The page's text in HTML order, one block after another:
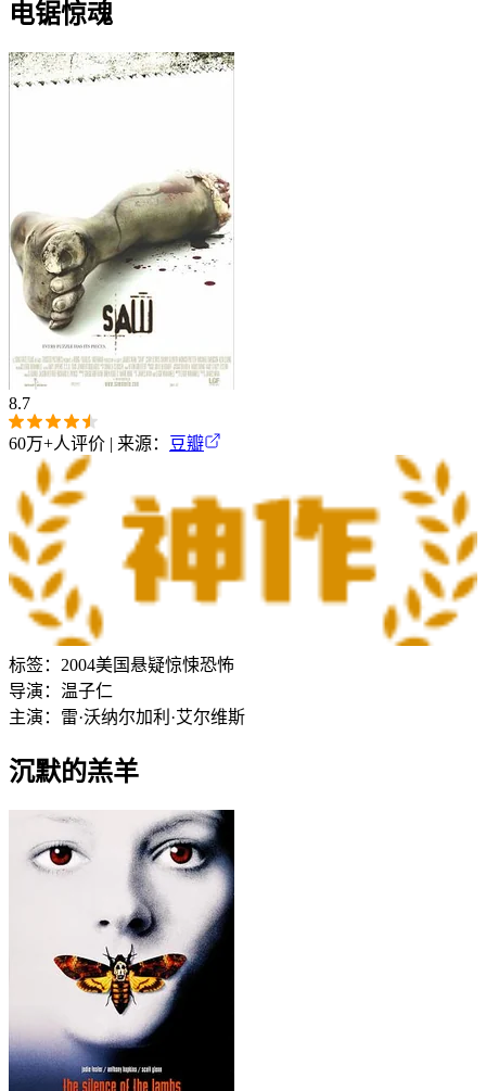
电锯惊魂
8.7
60万+人评价 | 来源： 豆瓣
标签： 2004美国 悬疑惊悚恐怖
导演： 温子仁
主演： 雷·沃纳尔加利·艾尔维斯
沉默的羔羊